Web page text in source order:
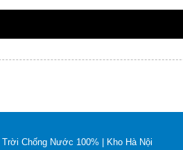
Chống Nước 100% | Kho Hà Nội